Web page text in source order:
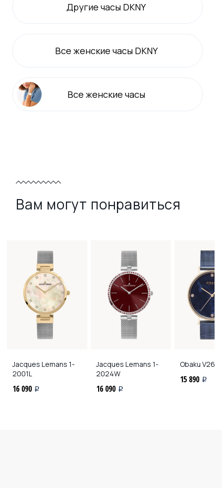
Другие часы DKNY
Все женские часы DKNY
Все женские часы
Вам могут понравиться
Jacques Lemans 1-
2001L
16 090 i
Jacques Lemans 1-
2024W
16 090 i
Obaku
15 890 i